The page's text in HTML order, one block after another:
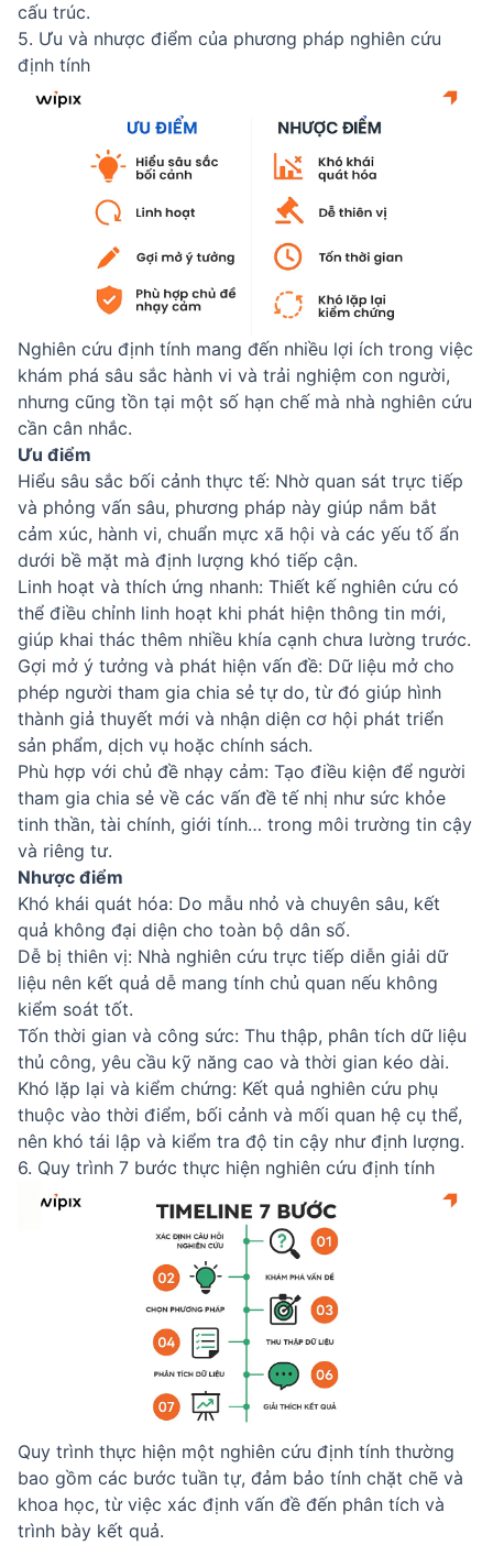
cấu trúc.
5. Ưu và nhược điểm của phương pháp nghiên cứu
định tính
Nghiên cứu định tính mang đến nhiều lợi ích trong việc
khám phá sâu sắc hành vi và trải nghiệm con người,
nhưng cũng tồn tại một số hạn chế mà nhà nghiên cứu
cần cân nhắc.
Ưu điểm
Hiểu sâu sắc bối cảnh thực tế: Nhờ quan sát trực tiếp
và phỏng vấn sâu, phương pháp này giúp nắm bắt
cảm xúc, hành vi, chuẩn mực xã hội và các yếu tố ẩn
dưới bề mặt mà định lượng khó tiếp cận.
Linh hoạt và thích ứng nhanh: Thiết kế nghiên cứu có
thể điều chỉnh linh hoạt khi phát hiện thông tin mới,
giúp khai thác thêm nhiều khía cạnh chưa lường trước.
Gợi mở ý tưởng và phát hiện vấn đề: Dữ liệu mở cho
phép người tham gia chia sẻ tự do, từ đó giúp hình
thành giả thuyết mới và nhận diện cơ hội phát triển
sản phẩm, dịch vụ hoặc chính sách.
Phù hợp với chủ đề nhạy cảm: Tạo điều kiện để người
tham gia chia sẻ về các vấn đề tế nhị như sức khỏe
tinh thần, tài chính, giới tính… trong môi trường tin cậy
và riêng tư.
Nhược điểm
Khó khái quát hóa: Do mẫu nhỏ và chuyên sâu, kết
quả không đại diện cho toàn bộ dân số.
Dễ bị thiên vị: Nhà nghiên cứu trực tiếp diễn giải dữ
liệu nên kết quả dễ mang tính chủ quan nếu không
kiểm soát tốt.
Tốn thời gian và công sức: Thu thập, phân tích dữ liệu
thủ công, yêu cầu kỹ năng cao và thời gian kéo dài.
Khó lặp lại và kiểm chứng: Kết quả nghiên cứu phụ
thuộc vào thời điểm, bối cảnh và mối quan hệ cụ thể,
nên khó tái lập và kiểm tra độ tin cậy như định lượng.
6. Quy trình 7 bước thực hiện nghiên cứu định tính
Quy trình thực hiện một nghiên cứu định tính thường
bao gồm các bước tuần tự, đảm bảo tính chặt chẽ và
khoa học, từ việc xác định vấn đề đến phân tích và
trình bày kết quả.